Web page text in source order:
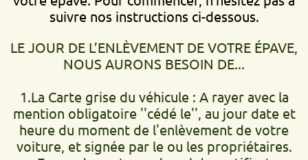
suivre nos instructions ci-dessous.
LE JOUR DE L’ENLÈVEMENT DE VOTRE ÉPAVE,
NOUS AURONS BESOIN DE...
1.La Carte grise du véhicule : A rayer avec la
mention obligatoire ''cédé le'', au jour date et
heure du moment de l'enlèvement de votre
voiture, et signée par le ou les propriétaires.